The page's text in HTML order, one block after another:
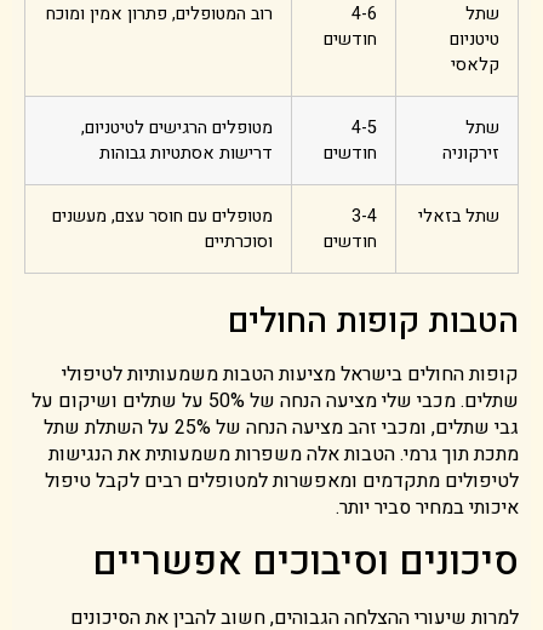
שתל
טיטניום
קלאסי
4-6
חודשים
רוב המטופלים, פתרון אמין ומוכח
שתל
זירקוניה
4-5
חודשים
מטופלים הרגישים לטיטניום,
דרישות אסתטיות גבוהות
שתל בזאלי
3-4
חודשים
מטופלים עם חוסר עצם, מעשנים
וסוכרתיים
הטבות קופות החולים
קופות החולים בישראל מציעות הטבות משמעותיות לטיפולי
שתלים. מכבי שלי מציעה הנחה של 50% על שתלים ושיקום על
גבי שתלים, ומכבי זהב מציעה הנחה של 25% על השתלת שתל
מתכת תוך גרמי. הטבות אלה משפרות משמעותית את הנגישות
לטיפולים מתקדמים ומאפשרות למטופלים רבים לקבל טיפול
איכותי במחיר סביר יותר.
סיכונים וסיבוכים אפשריים
למרות שיעורי ההצלחה הגבוהים, חשוב להבין את הסיכונים